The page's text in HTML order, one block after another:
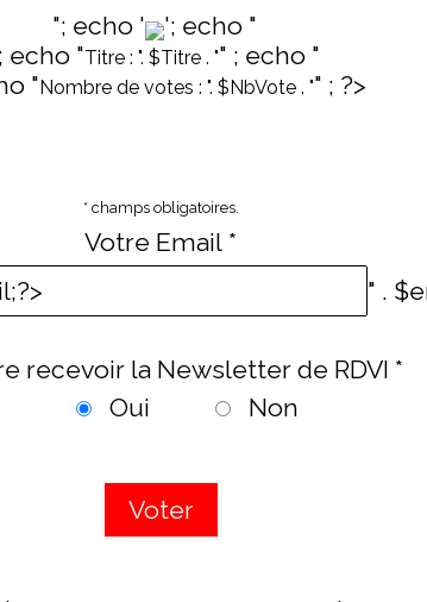
"; echo '
'; echo "
echo "Titre : ". $Titre . "" ; echo "
"Nombre de votes : ". $NbVote . "" ; ?>
* champs obligatoires.
Votre Email *
" .
recevoir la Newsletter de RDVI *
Oui
Non